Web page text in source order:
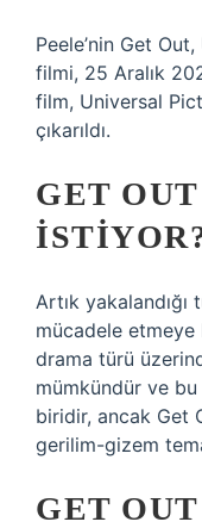
Peele’nin Get
filmi, 25 Aralık
film, Universal
çıkarıldı.
GET
Artık
mücadele etmeye
drama türü
mümkündür ve
biridir, ancak Get
gerilim-gizem
GET